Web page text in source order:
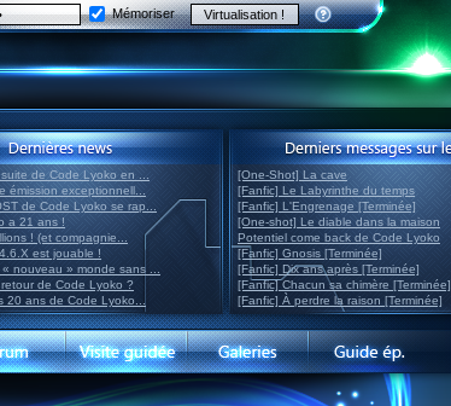
Mémoriser
de Code Lyoko en ...
émission exceptionnell...
de Code Lyoko se rap...
a 21 ans !
! (et compagnie...
est jouable !
« nouveau » monde sans ...
de Code Lyoko ?
20 ans de Code Lyoko...
[One-Shot] La cave
[Fanfic] Le Labyrinthe du temps
[Fanfic] L'Engrenage [Terminée]
[One-shot] Le diable dans la maison
Potentiel come back de Code Lyoko
[Fanfic] Gnosis [Terminée]
[Fanfic] Dix ans après [Terminée]
[Fanfic] Chacun sa chimère [Terminée]
[Fanfic] À perdre la raison [Terminée]